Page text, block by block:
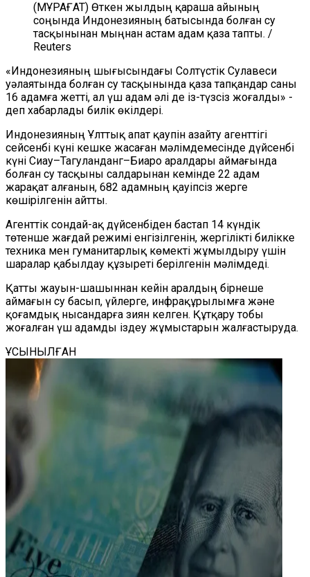
(МҰРАҒАТ) Өткен жылдың қараша айының
соңында Индонезияның батысында болған су
тасқынынан мыңнан астам адам қаза тапты. /
Reuters
«Индонезияның шығысындағы Солтүстік Сулавеси
уәлаятында болған су тасқынында қаза тапқандар саны
16 адамға жетті, ал үш адам әлі де із-түзсіз жоғалды» -
деп хабарлады билік өкілдері.
Индонезияның Ұлттық апат қаупін азайту агенттігі
сейсенбі күні кешке жасаған мәлімдемесінде дүйсенбі
күні Сиау–Тагуланданг–Биаро аралдары аймағында
болған су тасқыны салдарынан кемінде 22 адам
жарақат алғанын, 682 адамның қауіпсіз жерге
көшірілгенін айтты.
Агенттік сондай-ақ дүйсенбіден бастап 14 күндік
төтенше жағдай режимі енгізілгенін, жергілікті билікке
техника мен гуманитарлық көмекті жұмылдыру үшін
шаралар қабылдау құзыреті берілгенін мәлімдеді.
Қатты жауын-шашыннан кейін аралдың бірнеше
аймағын су басып, үйлерге, инфрақұрылымға және
қоғамдық нысандарға зиян келген. Құтқару тобы
жоғалған үш адамды іздеу жұмыстарын жалғастыруда.
ҰСЫНЫЛҒАН